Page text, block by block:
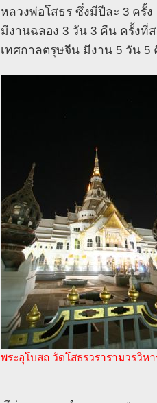
หลวงพ่อโสธร ซึ่งมีปีละ 3 ครั้
มีงานฉลอง 3 วัน 3 คืน ครั้งที่
เทศกาลตรุษจีน มีงาน 5 วัน 5
พระอุโบสถ วัดโสธรวรารามวรวิหา